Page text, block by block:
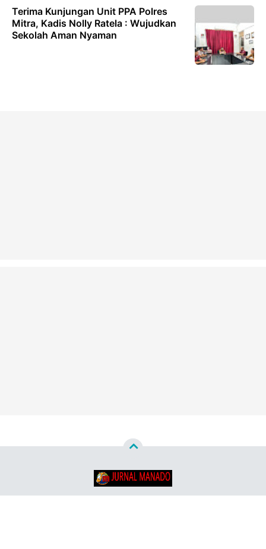
Terima Kunjungan Unit PPA Polres
Mitra, Kadis Nolly Ratela : Wujudkan
Sekolah Aman Nyaman
Copyright ©2026Jurnal Manado - Santun & Terpercaya™